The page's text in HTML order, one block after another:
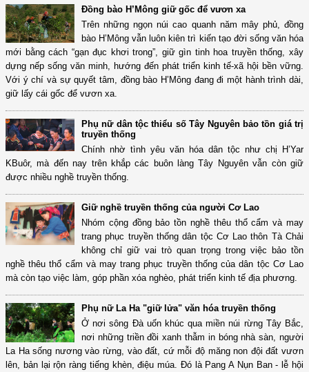
Đồng bào H’Mông giữ gốc để vươn xa
Trên những ngọn núi cao quanh năm mây phủ, đồng
bào H’Mông vẫn luôn kiên trì kiến tạo đời sống văn hóa
mới bằng cách “gạn đục khơi trong”, giữ gìn tinh hoa truyền thống, xây
dựng nếp sống văn minh, hướng đến phát triển kinh tế-xã hội bền vững.
Với ý chí và sự quyết tâm, đồng bào H’Mông đang đi một hành trình dài,
giữ lấy cái gốc để vươn xa.
Phụ nữ dân tộc thiểu số Tây Nguyên bảo tồn giá trị
truyền thống
Chính nhờ tình yêu văn hóa dân tộc như chị H’Yar
KBuôr, mà đến nay trên khắp các buôn làng Tây Nguyên vẫn còn giữ
được nhiều nghề truyền thống.
Giữ nghề truyền thống của người Cơ Lao
Nhóm cộng đồng bảo tồn nghề thêu thổ cẩm và may
trang phục truyền thống dân tộc Cơ Lao thôn Tà Chải
không chỉ giữ vai trò quan trọng trong việc bảo tồn
nghề thêu thổ cẩm và may trang phục truyền thống của dân tộc Cơ Lao
mà còn tạo việc làm, góp phần xóa nghèo, phát triển kinh tế địa phương.
Phụ nữ La Ha "giữ lửa" văn hóa truyền thống
Ở nơi sông Đà uốn khúc qua miền núi rừng Tây Bắc,
nơi những triền đồi xanh thẫm in bóng nhà sàn, người
La Ha sống nương vào rừng, vào đất, cứ mỗi độ măng non đội đất vươn
lên, bản lại rộn ràng tiếng khèn, điệu múa. Đó là Pang A Nụn Ban - lễ hội